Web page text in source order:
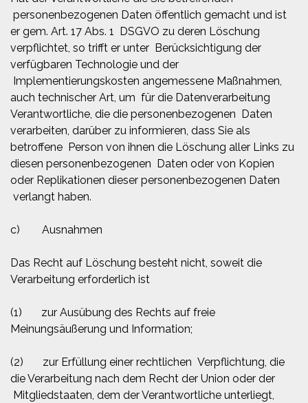
personenbezogenen Daten öffentlich gemacht und ist
er gem. Art. 17 Abs. 1 DSGVO zu deren Löschung
verpflichtet, so trifft er unter Berücksichtigung der
verfügbaren Technologie und der
Implementierungskosten angemessene Maßnahmen,
auch technischer Art, um für die Datenverarbeitung
Verantwortliche, die die personenbezogenen Daten
verarbeiten, darüber zu informieren, dass Sie als
betroffene Person von ihnen die Löschung aller Links zu
diesen personenbezogenen Daten oder von Kopien
oder Replikationen dieser personenbezogenen Daten
verlangt haben.
c) Ausnahmen
Das Recht auf Löschung besteht nicht, soweit die
Verarbeitung erforderlich ist
(1) zur Ausübung des Rechts auf freie
Meinungsäußerung und Information;
(2) zur Erfüllung einer rechtlichen Verpflichtung, die
die Verarbeitung nach dem Recht der Union oder der
Mitgliedstaaten, dem der Verantwortliche unterliegt,